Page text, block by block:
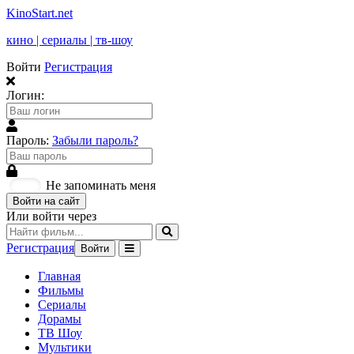
KinoStart.net
кино | сериалы | тв-шоу
Войти Регистрация
Логин:
Пароль: Забыли пароль?
Не запоминать меня
Войти на сайт
Или войти через
Регистрация Войти
Главная
Фильмы
Сериалы
Дорамы
ТВ Шоу
Мультики